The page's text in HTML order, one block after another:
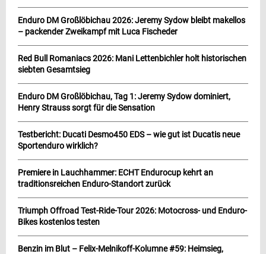
Enduro DM Großlöbichau 2026: Jeremy Sydow bleibt makellos
– packender Zweikampf mit Luca Fischeder
Red Bull Romaniacs 2026: Mani Lettenbichler holt historischen
siebten Gesamtsieg
Enduro DM Großlöbichau, Tag 1: Jeremy Sydow dominiert,
Henry Strauss sorgt für die Sensation
Testbericht: Ducati Desmo450 EDS – wie gut ist Ducatis neue
Sportenduro wirklich?
Premiere in Lauchhammer: ECHT Endurocup kehrt an
traditionsreichen Enduro-Standort zurück
Triumph Offroad Test-Ride-Tour 2026: Motocross- und Enduro-
Bikes kostenlos testen
Benzin im Blut – Felix-Melnikoff-Kolumne #59: Heimsieg,